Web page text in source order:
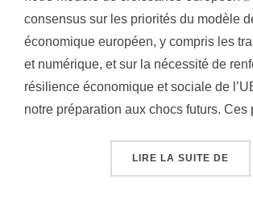
consensus sur les priorités du modèle
économique européen, y compris les
et numérique, et sur la nécessité de
résilience économique et sociale de
notre préparation aux chocs futurs.
LIRE LA SUITE DE